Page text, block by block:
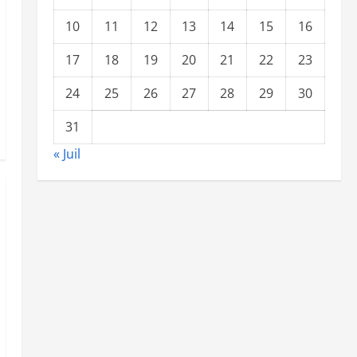
10
11 12 13 14 15
16
17
18 19 20 21 22
23
24
25 26 27 28 29
30
31
« Juil